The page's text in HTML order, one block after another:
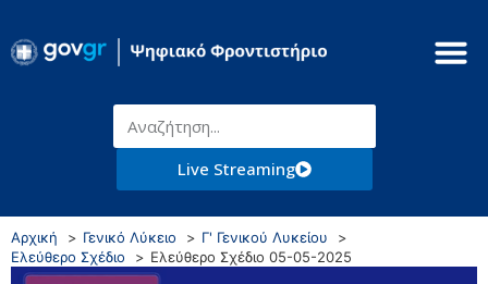
Live Streaming
Αρχική Γενικό Λύκειο
Γ' Γενικού Λυκείου
Ελεύθερο Σχέδιο
Ελεύθερο Σχέδιο 05-05-2025